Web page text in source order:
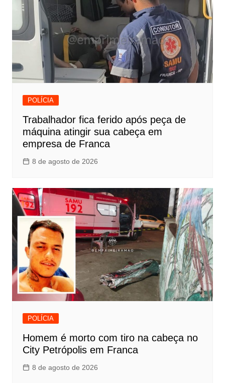
POLÍCIA
Trabalhador fica ferido após peça de
máquina atingir sua cabeça em
empresa de Franca
8 de agosto de 2026
POLÍCIA
Homem é morto com tiro na cabeça no
City Petrópolis em Franca
8 de agosto de 2026